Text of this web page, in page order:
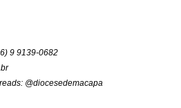
9 9139-0682
@diocesedemacapa